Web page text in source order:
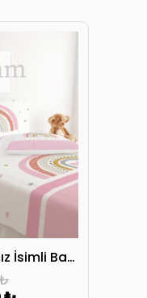
Gökkuşağı Kalp Yıldız İsimli Başlık Kılıfı